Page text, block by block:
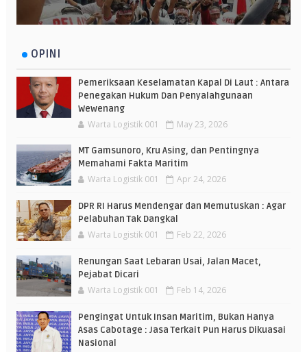
OPINI
Pemeriksaan Keselamatan Kapal Di Laut : Antara
Penegakan Hukum Dan Penyalahgunaan
Wewenang
Warta Logistik 001 May 23, 2026
MT Gamsunoro, Kru Asing, dan Pentingnya
Memahami Fakta Maritim
Warta Logistik 001 Apr 24, 2026
DPR RI Harus Mendengar dan Memutuskan : Agar
Pelabuhan Tak Dangkal
Warta Logistik 001 Feb 22, 2026
Renungan Saat Lebaran Usai, Jalan Macet,
Pejabat Dicari
Warta Logistik 001 Feb 14, 2026
Pengingat Untuk Insan Maritim, Bukan Hanya
Asas Cabotage : Jasa Terkait Pun Harus Dikuasai
Nasional